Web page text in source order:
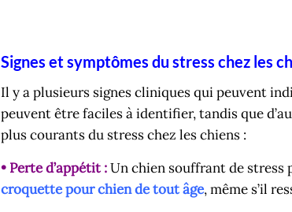
Signes et symptômes du stress chez les
Il y a plusieurs signes cliniques qui peuvent
peuvent être faciles à identifier, tandis que
plus courants du stress chez les chiens :
• Perte d’appétit :Un chien souffrant de
croquette pour chien de tout âge, même s’il